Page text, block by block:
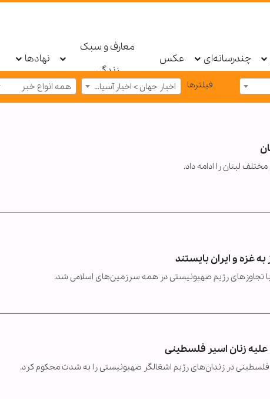
چندرسانه‌ای عکس
معارف و سبک
زندگی
نهادها
فیلترها اخبار جهان > اخبار آسیای غربی و خاورمیانه همه انواع خبر
لبنان را ادامه داد.
غزه و ایران بایستند
با تجاوزهای رژیم صهیونیستی در همه سرزمین‌های اسلامی شد.
زنان اسیر فلسطینی
در زندان‌های رژیم اشغالگر صهیونیستی را به شدت محکوم کرد.